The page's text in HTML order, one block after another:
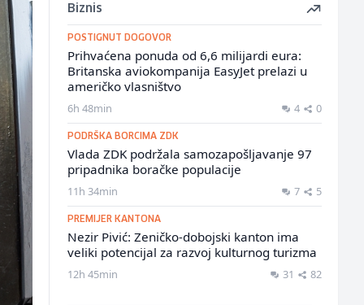
Biznis
POSTIGNUT DOGOVOR
Prihvaćena ponuda od 6,6 milijardi eura:
Britanska aviokompanija EasyJet prelazi u
američko vlasništvo
6h 48min 4 0
PODRŠKA BORCIMA ZDK
Vlada ZDK podržala samozapošljavanje 97
pripadnika boračke populacije
11h 34min 7 5
PREMIJER KANTONA
Nezir Pivić: Zeničko-dobojski kanton ima
veliki potencijal za razvoj kulturnog turizma
12h 45min 31 82